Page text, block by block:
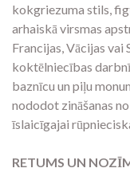
kokgriezuma stils,
arhaiskā virsmas
Francijas, Vācijas vai
koktēlniecības
baznīcu un piļu
nododot zināšanas
īslaicīgajai
RETUMS UN